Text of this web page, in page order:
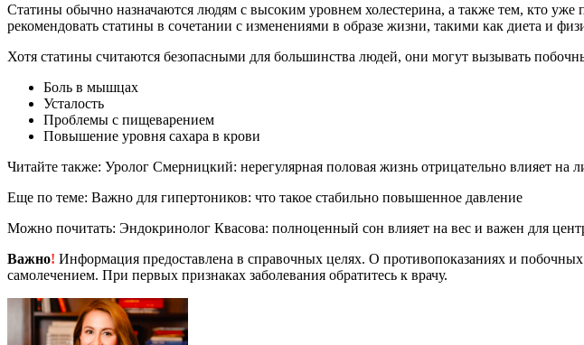
Статины обычно назначаются людям с высоким уровнем холестерина, а также тем, кто
рекомендовать статины в сочетании с изменениями в образе жизни, такими как диета и
Хотя статины считаются безопасными для большинства людей, они могут вызывать
Боль в мышцах
Усталость
Проблемы с пищеварением
Повышение уровня сахара в крови
Читайте также: Уролог Смерницкий: нерегулярная половая жизнь отрицательно влияет на
Еще по теме: Важно для гипертоников: что такое стабильно повышенное давление
Можно почитать: Эндокринолог Квасова: полноценный сон влияет на вес и важен для
Важно! Информация предоставлена в справочных целях. О противопоказаниях и
самолечением. При первых признаках заболевания обратитесь к врачу.